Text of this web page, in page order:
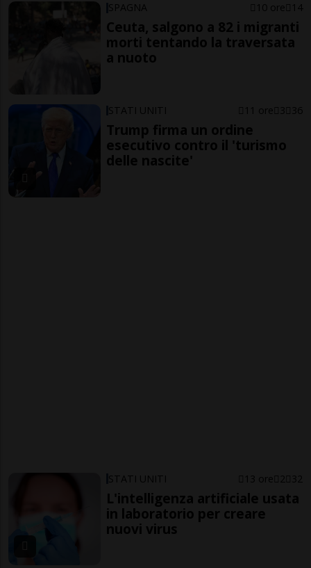
SPAGNA 10 ore 14
Ceuta, salgono a 82 i migranti
morti tentando la traversata
a nuoto
STATI UNITI 11 ore 3 36
Trump firma un ordine
esecutivo contro il 'turismo
delle nascite'
STATI UNITI 13 ore 2 32
L'intelligenza artificiale usata
in laboratorio per creare
nuovi virus